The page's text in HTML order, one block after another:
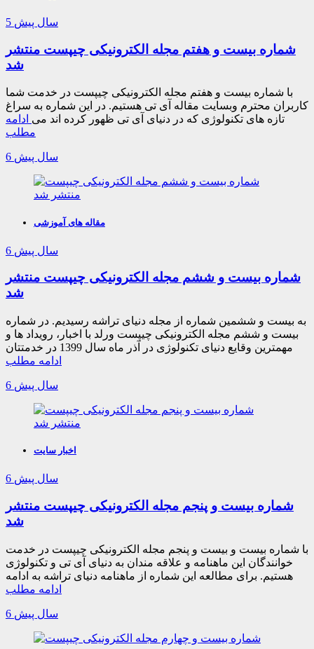
5 سال پیش
شماره بیست و هفتم مجله الکترونیکی چیپست منتشر
شد
با شماره بیست و هفتم مجله الکترونیکی چیپست در خدمت شما
کاربران محترم وبسایت مقاله آی تی هستیم. در این شماره به سراغ
تازه های تکنولوژی که در دنیای آی تی ظهور کرده اند می ادامه
مطلب
6 سال پیش
مقاله های آموزشی
6 سال پیش
شماره بیست و ششم مجله الکترونیکی چیپست منتشر
شد
به بیست و ششمین شماره از مجله دنیای تراشه رسیدیم. در شماره
بیست و ششم مجله الکترونیکی چیپست ورلد با اخبار، رویداد ها و
مهمترین وقایع دنیای تکنولوژی در آذر ماه سال 1399 در خدمتتان
ادامه مطلب
6 سال پیش
اخبار سایت
6 سال پیش
شماره بیست و پنجم مجله الکترونیکی چیپست منتشر
شد
با شماره بیست و بیست و پنجم مجله الکترونیکی چیپست در خدمت
خوانندگان این ماهنامه و علاقه مندان به دنیای آی تی و تکنولوژی
هستیم. برای مطالعه این شماره از ماهنامه دنیای تراشه به ادامه
ادامه مطلب
6 سال پیش